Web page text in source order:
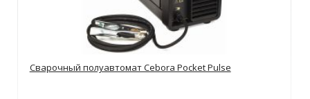
Cварочный полуавтомат Cebora Pocket Pulse